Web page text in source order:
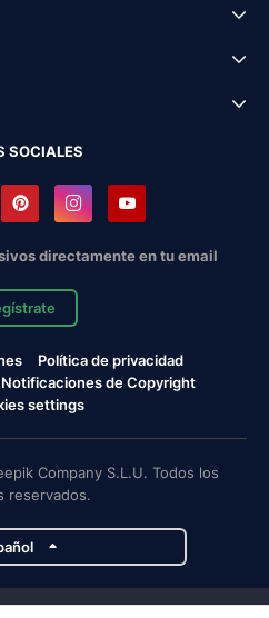
SOCIALES
directamente en tu email
Política de privacidad
Notificaciones de Copyright
settings
Company S.L.U. Todos los
reservados.